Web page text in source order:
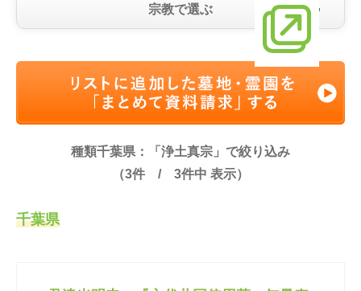
宗教で選ぶ
種類千葉県：「浄土真宗」で絞り込み
（3件 / 3件中 表示）
千葉県